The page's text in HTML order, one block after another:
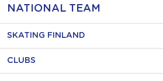
NATIONAL TEAM
SKATING FINLAND
CLUBS